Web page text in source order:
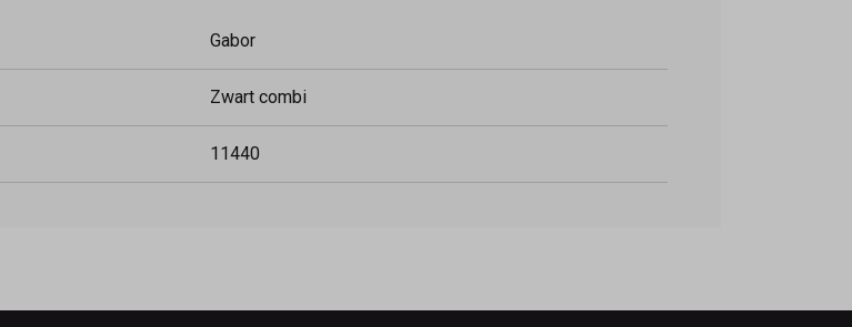
Gabor
Zwart combi
11440